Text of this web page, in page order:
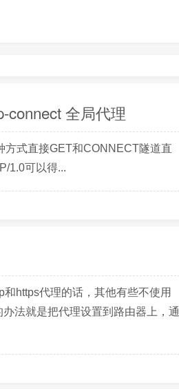
connect 全局代理
方式直接GET和CONNECT隧道直
1.0可以得...
https代理的话，其他有些不使用
法就是把代理设置到路由器上，通